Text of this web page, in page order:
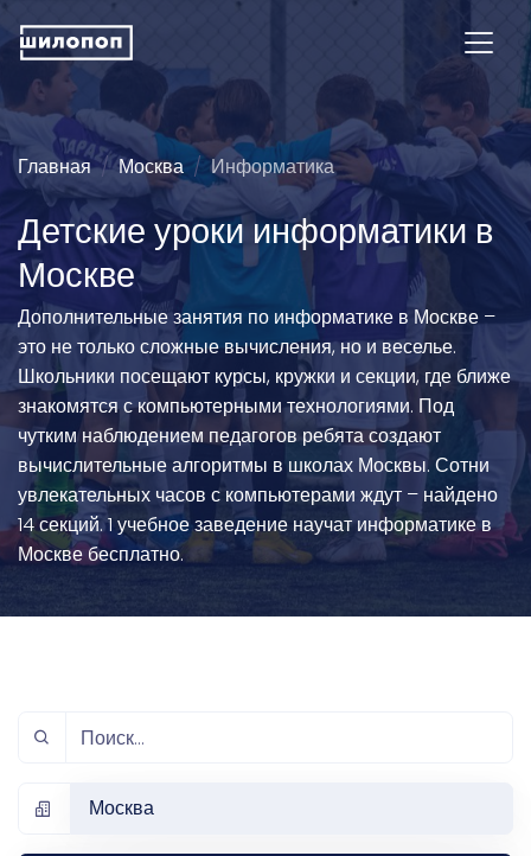
Главная Москва Информатика
Детские уроки информатики в
Москве
Дополнительные занятия по информатике в Москве –
это не только сложные вычисления, но и веселье.
Школьники посещают курсы, кружки и секции, где ближе
знакомятся с компьютерными технологиями. Под
чутким наблюдением педагогов ребята создают
вычислительные алгоритмы в школах Москвы. Сотни
увлекательных часов с компьютерами ждут – найдено
14 секций. 1 учебное заведение научат информатике в
Москве бесплатно.
Москва